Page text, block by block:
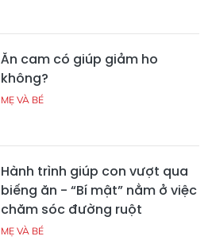
Ăn cam có giúp giảm ho
không?
MẸ VÀ BÉ
Hành trình giúp con vượt qua
biếng ăn - “Bí mật” nằm ở việc
chăm sóc đường ruột
MẸ VÀ BÉ